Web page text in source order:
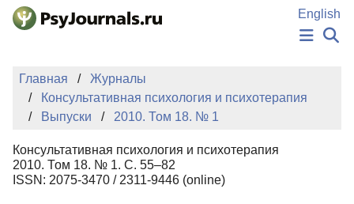
Перейти к основному содержанию
English
НОВОСТИ
АВТОРЫ
КЛЮЧЕВЫЕ СЛОВА
Регистрация
Главная
Журналы
Консультативная психология и психотерапия
Выпуски
2010. Том 18. № 1
Консультативная психология и психотерапия
2010. Том 18. № 1. С. 55–82
ISSN: 2075-3470 / 2311-9446 (online)